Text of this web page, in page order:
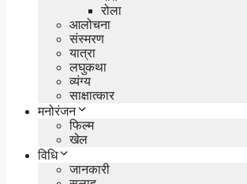
रोला
आलोचना
संस्मरण
यात्रा
लघुकथा
व्यंग्य
साक्षात्कार
मनोरंजन
फिल्म
खेल
विधि
जानकारी